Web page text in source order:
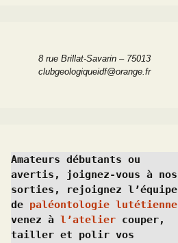
8 rue Brillat-Savarin – 75013
clubgeologiqueidf@orange.fr
Amateurs débutants ou
avertis, joignez-vous à nos
sorties, rejoignez l’équipe
de paléontologie lutétienne
venez à l’atelier couper,
tailler et polir vos